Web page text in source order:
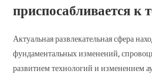
приспосабливается к
Актуальная развлекательная сфера
фундаментальных изменений,
развитием технологий и изменением